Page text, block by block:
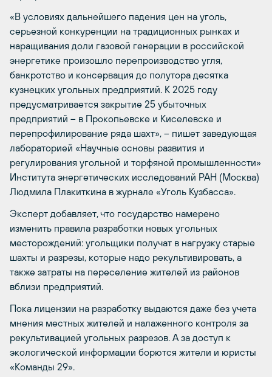
«В условиях дальнейшего падения цен на уголь,
серьезной конкуренции на традиционных рынках и
наращивания доли газовой генерации в российской
энергетике произошло перепроизводство угля,
банкротство и консервация до полутора десятка
кузнецких угольных предприятий. К 2025 году
предусматривается закрытие 25 убыточных
предприятий – в Прокопьевске и Киселевске и
перепрофилирование ряда шахт», – пишет заведующая
лабораторией «Научные основы развития и
регулирования угольной и торфяной промышленности»
Института энергетических исследований РАН (Москва)
Людмила Плакиткина в журнале «Уголь Кузбасса».
Эксперт добавляет, что государство намерено
изменить правила разработки новых угольных
месторождений: угольщики получат в нагрузку старые
шахты и разрезы, которые надо рекультивировать, а
также затраты на переселение жителей из районов
вблизи предприятий.
Пока лицензии на разработку выдаются даже без учета
мнения местных жителей и налаженного контроля за
рекультивацией угольных разрезов. А за доступ к
экологической информации борются жители и юристы
«Команды 29».